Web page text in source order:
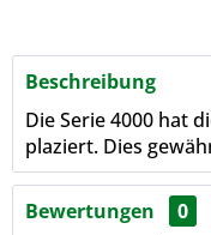
Beschreibung
Die Serie 4000 hat
plaziert. Dies
Bewertungen
0